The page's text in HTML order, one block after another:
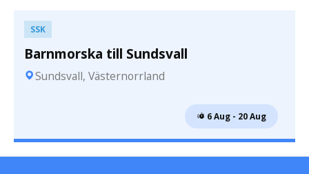
SSK
Barnmorska till Sundsvall
Sundsvall, Västernorrland
6 Aug - 20 Aug